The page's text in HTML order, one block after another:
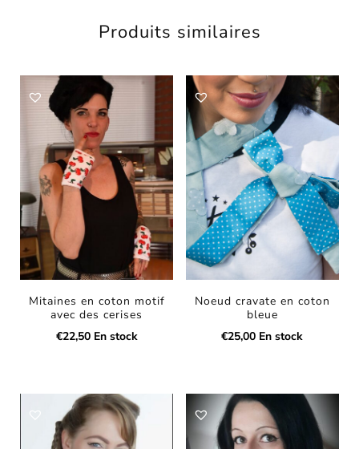
Produits similaires
Mitaines en coton motif
avec des cerises
€22,50 En stock
Noeud cravate en coton
bleue
€25,00 En stock